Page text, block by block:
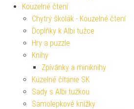
Kouzelné čtení
Chytrý školák - Kouzelné čtení
Doplňky k Albi tužce
Hry a puzzle
Knihy
Zpívánky a miniknihy
Kúzelné čítanie SK
Sady s Albi tužkou
Samolepkové knížky